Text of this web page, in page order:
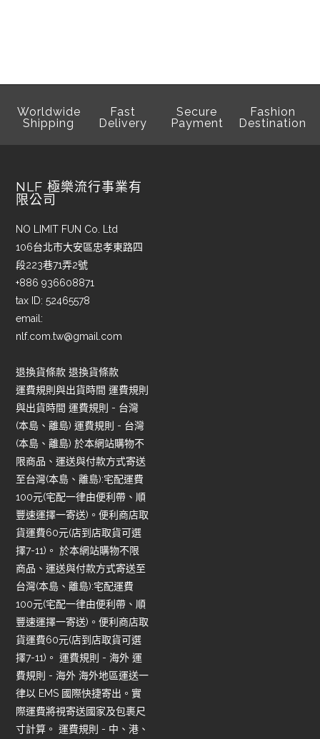
Worldwide
Shipping
Fast
Delivery
Secure
Payment
Fashion
Destination
NLF 極樂流行事業有
限公司
NO LIMIT FUN Co. Ltd
106台北市大安區忠孝東路四
段223巷71弄2號
+886 936608871
tax ID: 52465578
email:
nlf.com.tw@gmail.com
退換貨條款 退換貨條款
運費規則與出貨時間 運費規則
與出貨時間 運費規則 - 台灣
(本島、離島) 運費規則 - 台灣
(本島、離島) 於本網站購物不
限商品、運送與付款方式寄送
至台灣(本島、離島):宅配運費
100元(宅配一律由便利帶、順
豐速運擇一寄送)。便利商店取
貨運費60元(店到店取貨可選
擇7-11)。 於本網站購物不限
商品、運送與付款方式寄送至
台灣(本島、離島):宅配運費
100元(宅配一律由便利帶、順
豐速運擇一寄送)。便利商店取
貨運費60元(店到店取貨可選
擇7-11)。 運費規則 - 海外 運
費規則 - 海外 海外地區運送一
律以 EMS 國際快捷寄出。實
際運費將視寄送國家及包裹尺
寸計算。 運費規則 - 中、港、